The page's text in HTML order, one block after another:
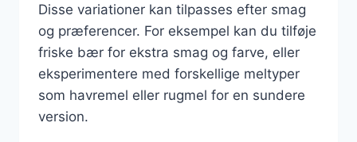
Disse variationer kan tilpasses efter smag
og præferencer. For eksempel kan du tilføje
friske bær for ekstra smag og farve, eller
eksperimentere med forskellige meltyper
som havremel eller rugmel for en sundere
version.